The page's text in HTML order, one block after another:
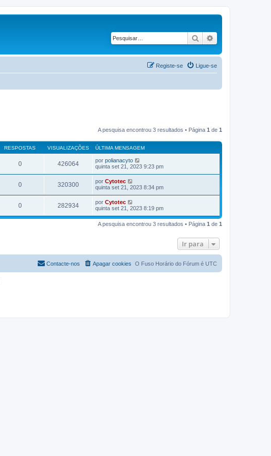
Pesquisar
Ligue-se
Registe-se
A pesquisa encontrou 3 resultados • Página 1 de 1
RESPOSTAS VISUALIZAÇÕES ÚLTIMA MENSAGEM
0 426064 por polianacyto
quinta set 21, 2023 9:23 pm
0 320300 por Cytotec
quinta set 21, 2023 8:34 pm
0 282934 por Cytotec
quinta set 21, 2023 8:19 pm
A pesquisa encontrou 3 resultados • Página 1 de 1
Ir para
O Fuso Horário do Fórum é UTC
Apagar cookies
Contacte-nos